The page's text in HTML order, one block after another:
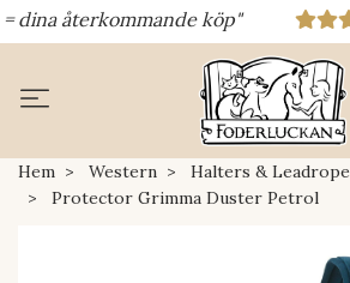
återkommande köp"
Hem Western Halters & Leadrope
Protector Grimma Duster Petrol